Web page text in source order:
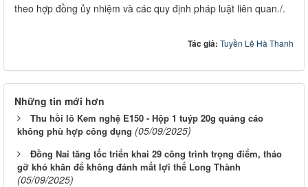
theo hợp đồng ủy nhiệm và các quy định pháp luật liên quan./.
Tác giả: Tuyền Lê Hà Thanh
Những tin mới hơn
Thu hồi lô Kem nghệ E150 - Hộp 1 tuýp 20g quảng cáo
không phù hợp công dụng (05/09/2025)
Đồng Nai tăng tốc triển khai 29 công trình trọng điểm, tháo
gỡ khó khăn để không đánh mất lợi thế Long Thành
(05/09/2025)